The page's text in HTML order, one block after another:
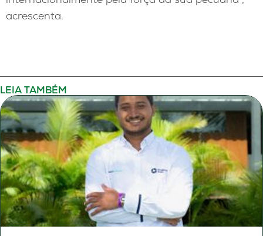
acrescenta.
LEIA TAMBÉM